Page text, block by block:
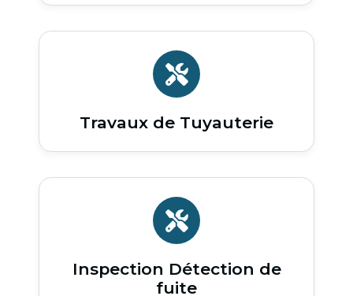
Travaux de Tuyauterie
Inspection Détection de
fuite